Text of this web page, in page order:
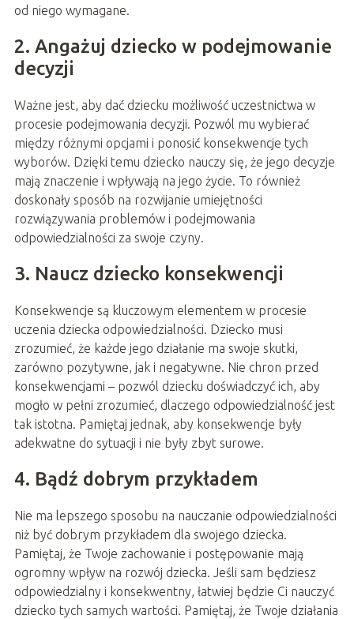
od niego wymagane.
2. Angażuj dziecko w podejmowanie
decyzji
Ważne jest, aby dać dziecku możliwość uczestnictwa w
procesie podejmowania decyzji. Pozwól mu wybierać
między różnymi opcjami i ponosić konsekwencje tych
wyborów. Dzięki temu dziecko nauczy się, że jego decyzje
mają znaczenie i wpływają na jego życie. To również
doskonały sposób na rozwijanie umiejętności
rozwiązywania problemów i podejmowania
odpowiedzialności za swoje czyny.
3. Naucz dziecko konsekwencji
Konsekwencje są kluczowym elementem w procesie
uczenia dziecka odpowiedzialności. Dziecko musi
zrozumieć, że każde jego działanie ma swoje skutki,
zarówno pozytywne, jak i negatywne. Nie chron przed
konsekwencjami – pozwól dziecku doświadczyć ich, aby
mogło w pełni zrozumieć, dlaczego odpowiedzialność jest
tak istotna. Pamiętaj jednak, aby konsekwencje były
adekwatne do sytuacji i nie były zbyt surowe.
4. Bądź dobrym przykładem
Nie ma lepszego sposobu na nauczanie odpowiedzialności
niż być dobrym przykładem dla swojego dziecka.
Pamiętaj, że Twoje zachowanie i postępowanie mają
ogromny wpływ na rozwój dziecka. Jeśli sam będziesz
odpowiedzialny i konsekwentny, łatwiej będzie Ci nauczyć
dziecko tych samych wartości. Pamiętaj, że Twoje działania